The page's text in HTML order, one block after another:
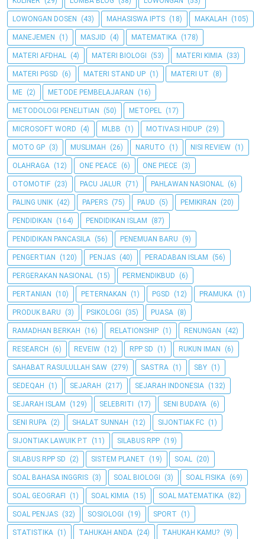
LOWONGAN DOSEN (43) MAHASISWA IPTS (18) MAKALAH (105)
MANEJEMEN (1) MASJID (4) MATEMATIKA (178)
MATERI AFDHAL (4) MATERI BIOLOGI (53) MATERI KIMIA (33)
MATERI PGSD (6) MATERI STAND UP (1) MATERI UT (8)
ME (2) METODE PEMBELAJARAN (16)
METODOLOGI PENELITIAN (50) METOPEL (17)
MICROSOFT WORD (4) MLBB (1) MOTIVASI HIDUP (29)
MOTO GP (3) MUSLIMAH (26) NARUTO (1) NISI REVIEW (1)
OLAHRAGA (12) ONE PEACE (6) ONE PIECE (3)
OTOMOTIF (23) PACU JALUR (71) PAHLAWAN NASIONAL (6)
PALING UNIK (42) PAPERS (75) PAUD (5) PEMIKIRAN (20)
PENDIDIKAN (164) PENDIDIKAN ISLAM (87)
PENDIDIKAN PANCASILA (56) PENEMUAN BARU (9)
PENGERTIAN (120) PENJAS (40) PERADABAN ISLAM (56)
PERGERAKAN NASIONAL (15) PERMENDIKBUD (6)
PERTANIAN (10) PETERNAKAN (1) PGSD (12) PRAMUKA (1)
PRODUK BARU (3) PSIKOLOGI (35) PUASA (8)
RAMADHAN BERKAH (16) RELATIONSHIP (1) RENUNGAN (42)
RESEARCH (6) REVEIW (12) RPP SD (1) RUKUN IMAN (6)
SAHABAT RASULULLAH SAW (279) SASTRA (1) SBY (1)
SEDEQAH (1) SEJARAH (217) SEJARAH INDONESIA (132)
SEJARAH ISLAM (129) SELEBRITI (17) SENI BUDAYA (6)
SENI RUPA (2) SHALAT SUNNAH (12) SIJONTIAK FC (1)
SIJONTIAK LAWUIK P.T (11) SILABUS RPP (19)
SILABUS RPP SD (2) SISTEM PLANET (19) SOAL (20)
SOAL BAHASA INGGRIS (3) SOAL BIOLOGI (3) SOAL FISIKA (69)
SOAL GEOGRAFI (1) SOAL KIMIA (15) SOAL MATEMATIKA (82)
SOAL PENJAS (32) SOSIOLOGI (19) SPORT (1)
STATISTIKA (1) TAHUKAH ANDA (24) TAHUKAH KAMU? (9)